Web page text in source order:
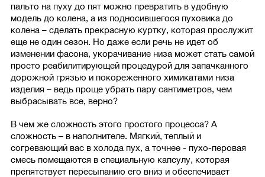
пальто на пуху до пят можно превратить в удобную
модель до колена, а из подносившегося пуховика до
колена – сделать прекрасную куртку, которая прослужит
еще не один сезон. Но даже если речь не идет об
изменении фасона, укорачивание низа может стать самой
просто реабилитирующей процедурой для запачканного
дорожной грязью и покореженного химикатами низа
изделия – ведь проще убрать пару сантиметров, чем
выбрасывать все, верно?
В чем же сложность этого простого процесса? А
сложность – в наполнителе. Мягкий, теплый и
согревающий вас в холода пух, а точнее - пухо-перовая
смесь помещаются в специальную капсулу, которая
препятствует пересыпанию его вниз и обеспечивает